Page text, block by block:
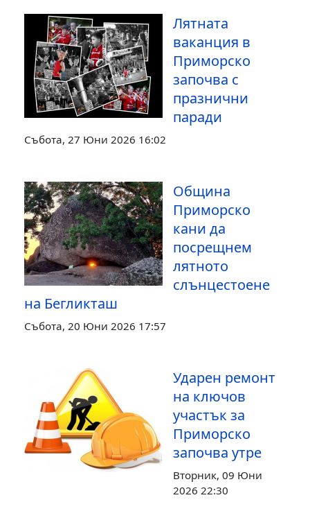
Лятната
ваканция в
Приморско
започва с
празнични
паради
Събота, 27 Юни 2026 16:02
Община
Приморско
кани да
посрещнем
лятното
слънцестоене
на Бегликташ
Събота, 20 Юни 2026 17:57
Ударен ремонт
на ключов
участък за
Приморско
започва утре
Вторник, 09 Юни
2026 22:30